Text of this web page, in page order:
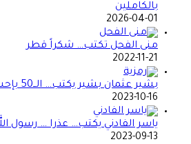
بالكاملين
2026-04-01
منى الفحل تكتب… شكراً قطر
2022-11-21
بشير عثمان بشير يكتب… الــ50 بإحساس 30 !!
2023-10-16
ياسر الفادني يكتب… عذرا … رسول
2023-09-13